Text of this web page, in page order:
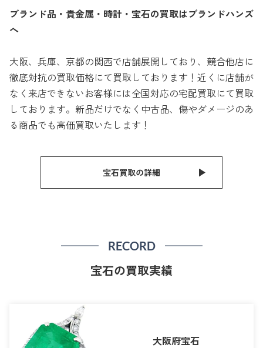
ブランド品・貴金属・時計・宝石の買取はブランドハンズ
へ
大阪、兵庫、京都の関西で店舗展開しており、競合他店に
徹底対抗の買取価格にて買取しております！近くに店舗が
なく来店できないお客様には全国対応の宅配買取にて買取
しております。新品だけでなく中古品、傷やダメージのあ
る商品でも高価買取いたします！
宝石買取の詳細
RECORD
宝石の買取実績
大阪府宝石